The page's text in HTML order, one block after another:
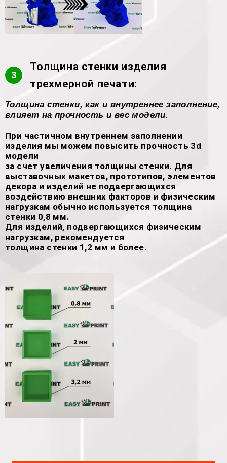
3
Толщина стенки изделия
трехмерной печати:
Толщина стенки, как и внутреннее заполнение,
влияет на прочность и вес модели.
При частичном внутреннем заполнении
изделия мы можем повысить прочность 3d
модели
за счет увеличения толщины стенки. Для
выставочных макетов, прототипов, элементов
декора и изделий не подвергающихся
воздействию внешних факторов и физическим
нагрузкам обычно используется толщина
стенки 0,8 мм.
Для изделий, подвергающихся физическим
нагрузкам, рекомендуется
толщина стенки 1,2 мм и более.